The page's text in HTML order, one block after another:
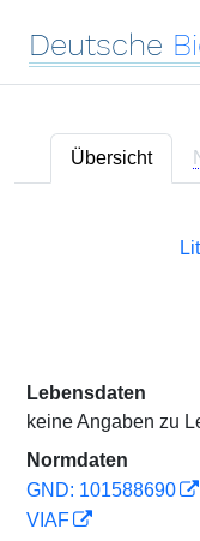
Deutsche
Übersicht
Lebensdaten
keine Angaben zu
Normdaten
GND: 101588690
VIAF